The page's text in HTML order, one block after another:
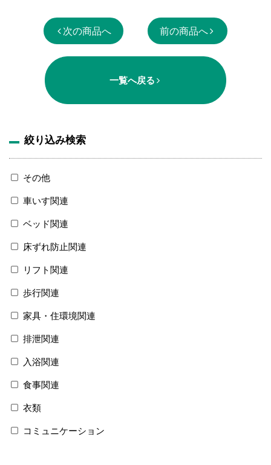
次の商品へ 前の商品へ
一覧へ戻る
絞り込み検索
その他
車いす関連
ベッド関連
床ずれ防止関連
リフト関連
歩行関連
家具・住環境関連
排泄関連
入浴関連
食事関連
衣類
コミュニケーション